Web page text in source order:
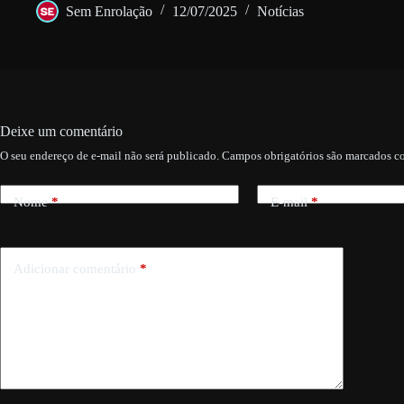
Sem Enrolação 12/07/2025 Notícias
Deixe um comentário
O seu endereço de e-mail não será publicado. Campos obrigatórios são marcados
Nome* E-mail*
Adicionar comentário *